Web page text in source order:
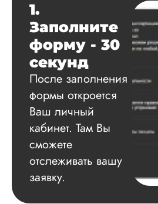
1.
Заполните
форму - 30
секунд
После заполнения
формы откроется
Ваш личный
кабинет. Там Вы
сможете
отслеживать вашу
заявку.